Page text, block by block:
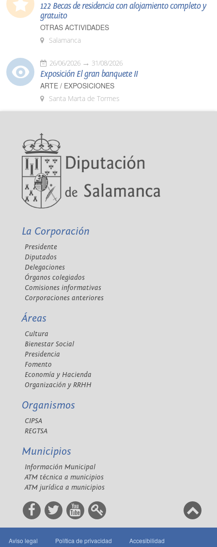
122 Becas de residencia con alojamiento completo y
gratuito
OTRAS ACTIVIDADES
Salamanca
26/06/2026 31/08/2026
Exposición El gran banquete II
ARTE / EXPOSICIONES
Santa Marta de Tormes
La Corporación
Presidente
Diputados
Delegaciones
Órganos colegiados
Comisiones informativas
Corporaciones anteriores
Áreas
Cultura
Bienestar Social
Presidencia
Fomento
Economía y Hacienda
Organización y RRHH
Organismos
CIPSA
REGTSA
Municipios
Información Municipal
ATM técnica a municipios
ATM jurídica a municipios
Aviso legal Política de privacidad Accesibilidad